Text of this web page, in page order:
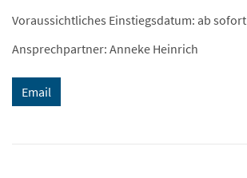
Voraussichtliches Einstiegsdatum: ab sofort
Ansprechpartner: Anneke Heinrich
Email